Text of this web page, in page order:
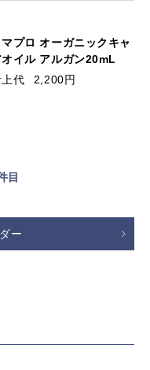
プロ オーガニックキャ
オイル アルガン20mL
代
2,200円
目
ー